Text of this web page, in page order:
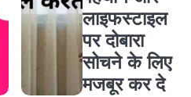
लाइफस्टाइल
पर दोबारा
सोचने के लिए
मजबूर कर दे